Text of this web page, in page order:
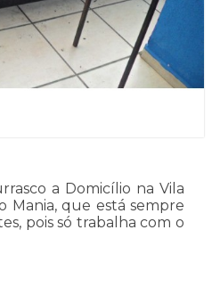
a Domicílio na Vila
Mania, que está sempre
pois só trabalha com o